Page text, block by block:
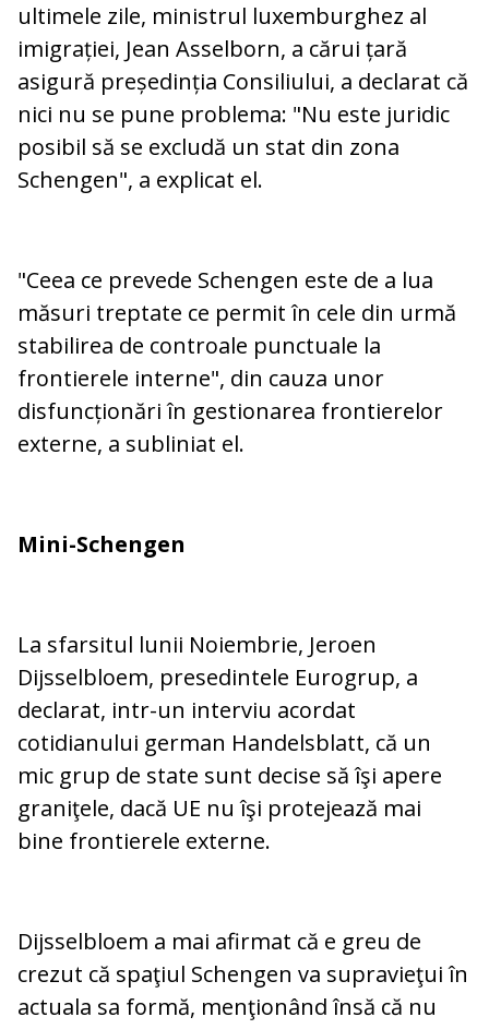
ultimele zile, ministrul luxemburghez al
imigrației, Jean Asselborn, a cărui țară
asigură președinția Consiliului, a declarat că
nici nu se pune problema: "Nu este juridic
posibil să se excludă un stat din zona
Schengen", a explicat el.
"Ceea ce prevede Schengen este de a lua
măsuri treptate ce permit în cele din urmă
stabilirea de controale punctuale la
frontierele interne", din cauza unor
disfuncționări în gestionarea frontierelor
externe, a subliniat el.
Mini-Schengen
La sfarsitul lunii Noiembrie, Jeroen
Dijsselbloem, presedintele Eurogrup, a
declarat, intr-un interviu acordat
cotidianului german Handelsblatt, că un
mic grup de state sunt decise să îşi apere
graniţele, dacă UE nu îşi protejează mai
bine frontierele externe.
Dijsselbloem a mai afirmat că e greu de
crezut că spaţiul Schengen va supravieţui în
actuala sa formă, menţionând însă că nu